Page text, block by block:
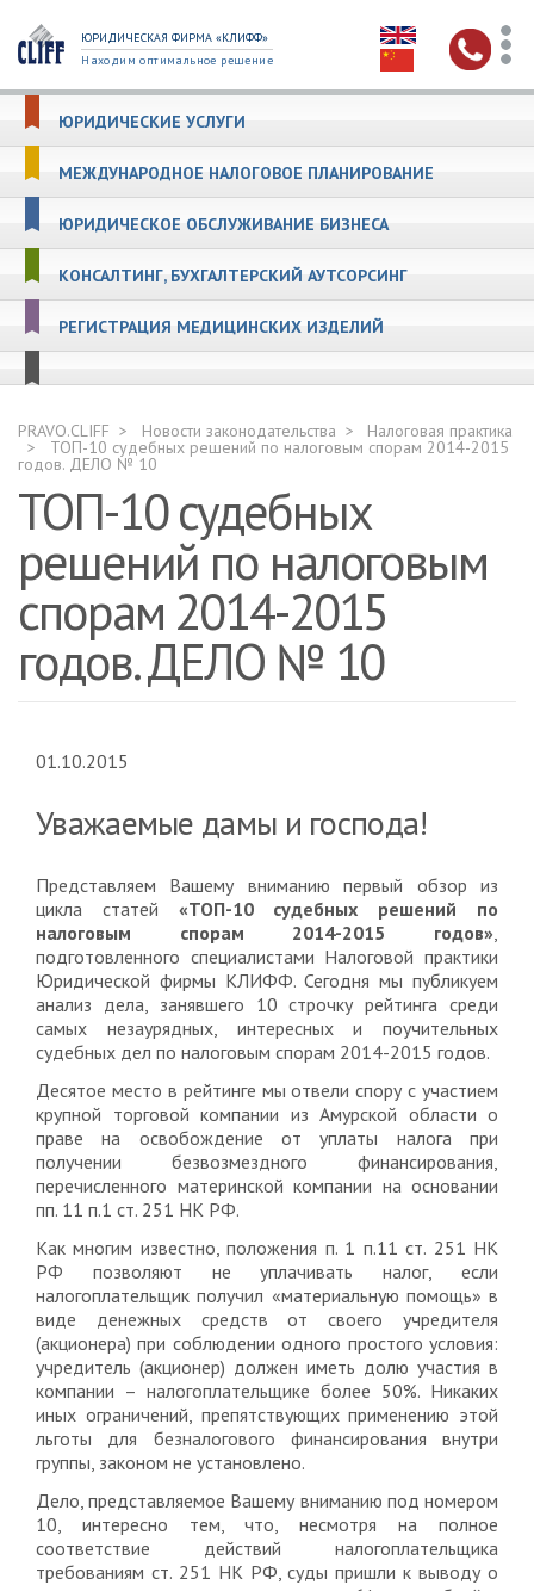
ЮРИДИЧЕСКАЯ ФИРМА «КЛИФФ»
Находим оптимальное решение
ЮРИДИЧЕСКИЕ УСЛУГИ
МЕЖДУНАРОДНОЕ НАЛОГОВОЕ ПЛАНИРОВАНИЕ
ЮРИДИЧЕСКОЕ ОБСЛУЖИВАНИЕ БИЗНЕСА
КОНСАЛТИНГ, БУХГАЛТЕРСКИЙ АУТСОРСИНГ
РЕГИСТРАЦИЯ МЕДИЦИНСКИХ ИЗДЕЛИЙ
PRAVO.CLIFF Новости законодательства Налоговая практика
ТОП-10 судебных решений по налоговым спорам 2014-2015
годов. ДЕЛО № 10
ТОП-10 судебных
решений по налоговым
спорам 2014-2015
годов. ДЕЛО № 10
01.10.2015
Уважаемые дамы и господа!
Представляем Вашему вниманию первый обзор из
цикла статей «ТОП-10 судебных решений по
налоговым спорам 2014-2015 годов»,
подготовленного специалистами Налоговой практики
Юридической фирмы КЛИФФ. Сегодня мы публикуем
анализ дела, занявшего 10 строчку рейтинга среди
самых незаурядных, интересных и поучительных
судебных дел по налоговым спорам 2014-2015 годов.
Десятое место в рейтинге мы отвели спору с участием
крупной торговой компании из Амурской области о
праве на освобождение от уплаты налога при
получении безвозмездного финансирования,
перечисленного материнской компании на основании
пп. 11 п.1 ст. 251 НК РФ.
Как многим известно, положения п. 1 п.11 ст. 251 НК
РФ позволяют не уплачивать налог, если
налогоплательщик получил «материальную помощь» в
виде денежных средств от своего учредителя
(акционера) при соблюдении одного простого условия:
учредитель (акционер) должен иметь долю участия в
компании – налогоплательщике более 50%. Никаких
иных ограничений, препятствующих применению этой
льготы для безналогового финансирования внутри
группы, законом не установлено.
Дело, представляемое Вашему вниманию под номером
10, интересно тем, что, несмотря на полное
соответствие действий налогоплательщика
требованиям ст. 251 НК РФ, суды пришли к выводу о